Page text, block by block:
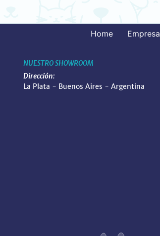
Home Empresa
NUESTRO SHOWROOM
Dirección:
La Plata - Buenos Aires - Argentina